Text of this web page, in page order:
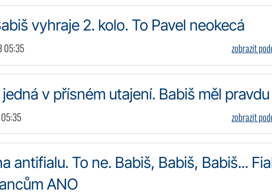
vyhraje 2. kolo. To Pavel neokecá
05:35 zobrazit
v přísném utajení. Babiš měl pravdu
zobrazit
antifialu. To ne. Babiš, Babiš, Babiš...
ANO